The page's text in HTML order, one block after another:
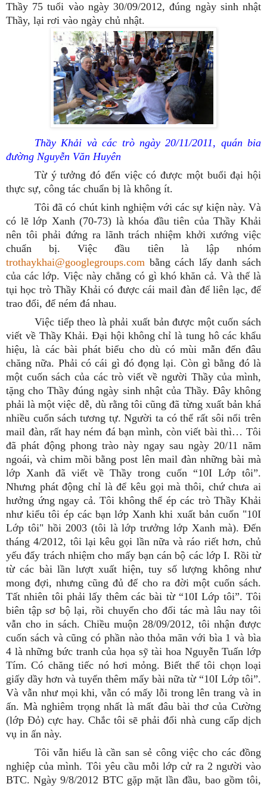
Thầy 75 tuổi vào ngày 30/09/2012, đúng ngày sinh nhật
Thầy, lại rơi vào ngày chủ nhật.
Thầy Khải và các trò ngày 20/11/2011, quán bia
đường Nguyễn Văn Huyên
Từ ý tưởng đó đến việc có được một buổi đại hội
thực sự, công tác chuẩn bị là không ít.
Tôi đã có chút kinh nghiệm với các sự kiện này. Và
có lẽ lớp Xanh (70-73) là khóa đầu tiên của Thầy Khải
nên tôi phải đứng ra lãnh trách nhiệm khởi xướng việc
chuẩn bị. Việc đầu tiên là lập nhóm
trothaykhai@googlegroups.com bằng cách lấy danh sách
của các lớp. Việc này chẳng có gì khó khăn cả. Và thế là
tụi học trò Thầy Khải có được cái mail đàn để liên lạc, để
trao đổi, để ném đá nhau.
Việc tiếp theo là phải xuất bản được một cuốn sách
viết về Thầy Khải. Đại hội không chỉ là tung hô các khẩu
hiệu, là các bài phát biểu cho dù có mùi mẫn đến đâu
chăng nữa. Phải có cái gì đó đọng lại. Còn gì bằng đó là
một cuốn sách của các trò viết về người Thầy của mình,
tặng cho Thầy đúng ngày sinh nhật của Thầy. Đây không
phải là một việc dễ, dù rằng tôi cũng đã từng xuất bản khá
nhiều cuốn sách tương tự. Người ta có thể rất sôi nổi trên
mail đàn, rất hay ném đá bạn mình, còn viết bài thì… Tôi
đã phát động phong trào này ngay sau ngày 20/11 năm
ngoái, và chim mồi bằng post lên mail đàn những bài mà
lớp Xanh đã viết về Thầy trong cuốn “10I Lớp tôi”.
Nhưng phát động chỉ là để kêu gọi mà thôi, chứ chưa ai
hưởng ứng ngay cả. Tôi không thể ép các trò Thầy Khải
như kiểu tôi ép các bạn lớp Xanh khi xuất bản cuốn "10I
Lớp tôi" hồi 2003 (tôi là lớp trưởng lớp Xanh mà). Đến
tháng 4/2012, tôi lại kêu gọi lần nữa và ráo riết hơn, chủ
yếu đẩy trách nhiệm cho mấy bạn cán bộ các lớp I. Rồi từ
từ các bài lần lượt xuất hiện, tuy số lượng không như
mong đợi, nhưng cũng đủ để cho ra đời một cuốn sách.
Tất nhiên tôi phải lấy thêm các bài từ “10I Lớp tôi”. Tôi
biên tập sơ bộ lại, rồi chuyển cho đối tác mà lâu nay tôi
vẫn cho in sách. Chiều muộn 28/09/2012, tôi nhận được
cuốn sách và cũng có phần nào thỏa mãn với bìa 1 và bìa
4 là những bức tranh của họa sỹ tài hoa Nguyễn Tuấn lớp
Tím. Có chăng tiếc nó hơi mỏng. Biết thế tôi chọn loại
giấy dầy hơn và tuyển thêm mấy bài nữa từ “10I Lớp tôi”.
Và vẫn như mọi khi, vẫn có mấy lỗi trong lên trang và in
ấn. Mà nghiêm trọng nhất là mất đâu bài thơ của Cường
(lớp Đỏ) cực hay. Chắc tôi sẽ phải đổi nhà cung cấp dịch
vụ in ấn này.
Tôi vẫn hiểu là cần san sẻ công việc cho các đồng
nghiệp của mình. Tôi yêu cầu mỗi lớp cử ra 2 người vào
BTC. Ngày 9/8/2012 BTC gặp mặt lần đầu, bao gồm tôi,